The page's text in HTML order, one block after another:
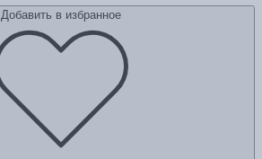
Добавить в избранное